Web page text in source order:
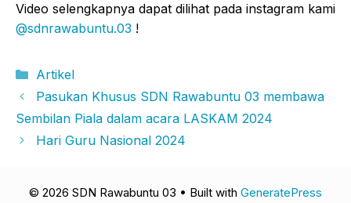
Video selengkapnya dapat dilihat pada instagram kami
@sdnrawabuntu.03 !
Categories
Artikel
Pasukan Khusus SDN Rawabuntu 03 membawa
Sembilan Piala dalam acara LASKAM 2024
Hari Guru Nasional 2024
© 2026 SDN Rawabuntu 03 • Built with GeneratePress